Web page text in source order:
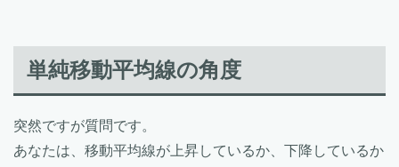
単純移動平均線の角度
突然ですが質問です。
あなたは、移動平均線が上昇しているか、下降しているか